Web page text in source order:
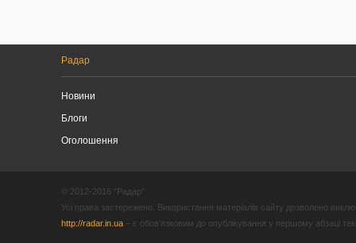
Радар
Новини
Блоги
Оголошення
© 2012-2016 “Радар”
Усі права застережено. Використання матеріалів сайту дозволено
http://radar.in.ua – є обов’язковим до опублікування у першому абзаці